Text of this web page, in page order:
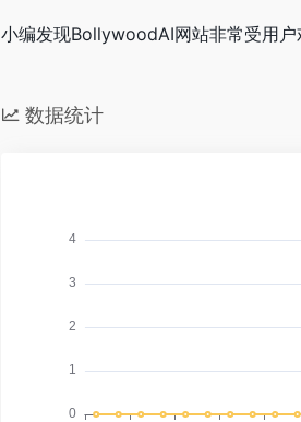
小编发现BollywoodAI网站非常受用
数据统计